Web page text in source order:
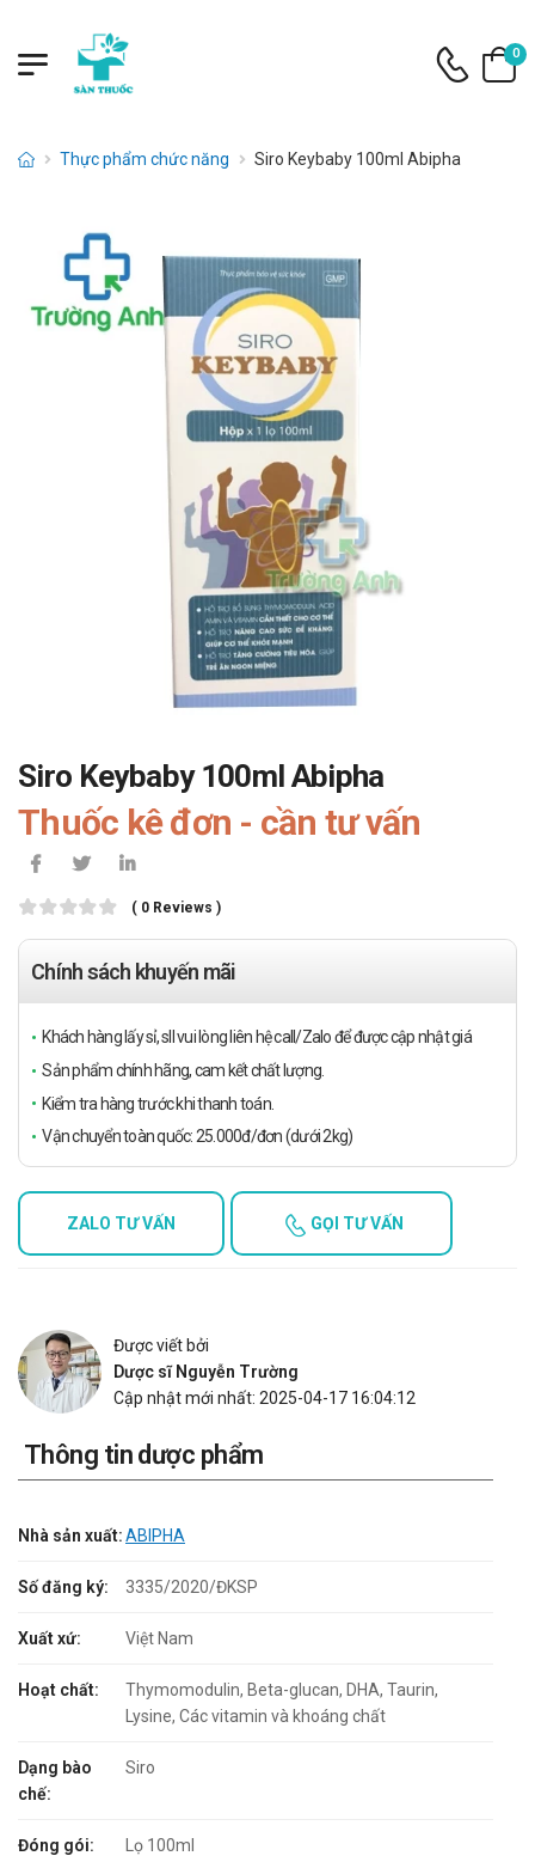
0
Thực phẩm chức năng Siro Keybaby 100ml Abipha
Siro Keybaby 100ml Abipha
Thuốc kê đơn - cần tư vấn
( 0 Reviews )
Chính sách khuyến mãi
Khách hàng lấy sỉ, sll vui lòng liên hệ call/Zalo để được cập nhật giá
Sản phẩm chính hãng, cam kết chất lượng.
Kiểm tra hàng trước khi thanh toán.
Vận chuyển toàn quốc: 25.000đ/đơn (dưới 2kg)
ZALO TƯ VẤN GỌI TƯ VẤN
Được viết bởi
Dược sĩ Nguyễn Trường
Cập nhật mới nhất: 2025-04-17 16:04:12
Thông tin dược phẩm
Nhà sản xuất:ABIPHA
Số đăng ký: 3335/2020/ĐKSP
Xuất xứ: Việt Nam
Hoạt chất:
Thymomodulin, Beta-glucan, DHA, Taurin,
Lysine, Các vitamin và khoáng chất
Dạng bào
chế:
Siro
Đóng gói: Lọ 100ml